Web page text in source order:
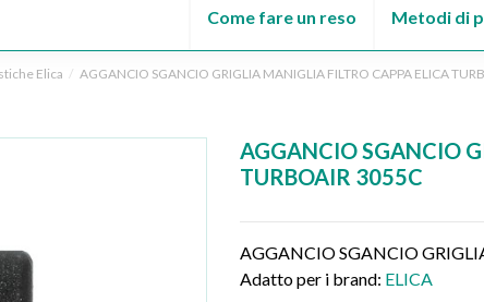
Metodi di
Come fare un reso
Elica AGGANCIO SGANCIO GRIGLIA MANIGLIA FILTRO CAPPA ELICA
AGGANCIO SGANCIO
TURBOAIR 3055C
AGGANCIO SGANCIO
Adatto per i brand: ELICA